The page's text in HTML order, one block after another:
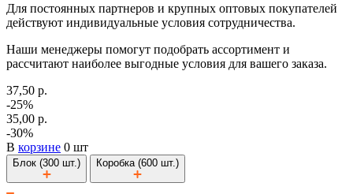
Для постоянных партнеров и крупных оптовых покупателей
действуют индивидуальные условия сотрудничества.
Наши менеджеры помогут подобрать ассортимент и
рассчитают наиболее выгодные условия для вашего заказа.
37,50 р.
-25%
35,00 р.
-30%
В корзине 0 шт
Блок (300 шт.) Коробка (600 шт.)